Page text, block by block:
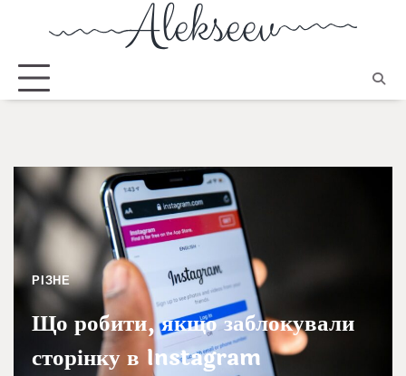
РІЗНЕ
Що робити, якщо заблокували
сторінку в Instagram